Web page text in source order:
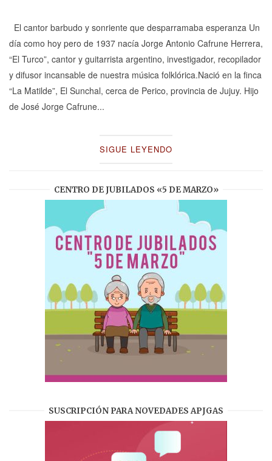
El cantor barbudo y sonriente que desparramaba esperanza Un
día como hoy pero de 1937 nacía Jorge Antonio Cafrune Herrera,
“El Turco”, cantor y guitarrista argentino, investigador, recopilador
y difusor incansable de nuestra música folklórica.Nació en la finca
“La Matilde”, El Sunchal, cerca de Perico, provincia de Jujuy. Hijo
de José Jorge Cafrune...
SIGUE LEYENDO
CENTRO DE JUBILADOS «5 DE MARZO»
SUSCRIPCIÓN PARA NOVEDADES APJGAS